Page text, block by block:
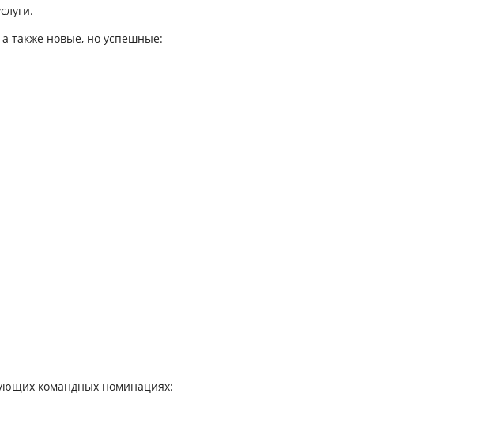
также новые, но успешные:
командных номинациях: